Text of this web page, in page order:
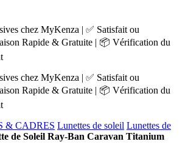
chez MyKenza | ✅ Satisfait ou
Rapide & Gratuite | 📦 Vérification du
chez MyKenza | ✅ Satisfait ou
Rapide & Gratuite | 📦 Vérification du
& CADRES Lunettes de soleil Lunettes de
de Soleil Ray-Ban Caravan Titanium